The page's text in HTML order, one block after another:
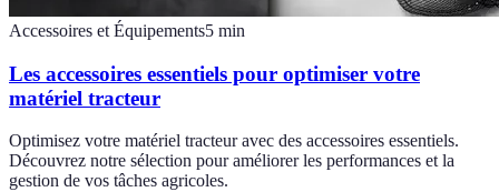
Accessoires et Équipements5 min
Les accessoires essentiels pour optimiser votre
matériel tracteur
Optimisez votre matériel tracteur avec des accessoires essentiels.
Découvrez notre sélection pour améliorer les performances et la
gestion de vos tâches agricoles.